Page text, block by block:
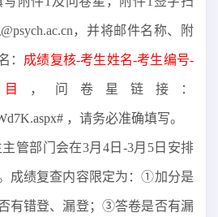
@psych.ac.cn，并将邮件名称、附
： 成绩复核-考生姓名-考生编号-
，问卷星 链接：
， 请务必准确填写。
管部门会在3月 4日 -3月 5日安排
成绩复查内容限定为：①加分是
有错登、漏登；③答卷是否有漏